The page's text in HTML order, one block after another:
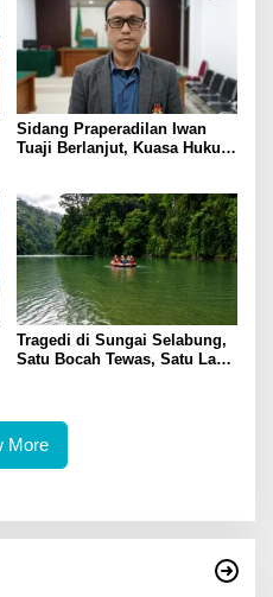
Sidang Praperadilan Iwan
Tuaji Berlanjut, Kuasa Hukum
Tragedi di Sungai Selabung,
Satu Bocah Tewas, Satu Lagi
More